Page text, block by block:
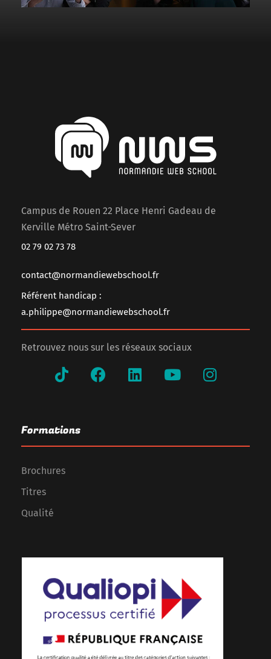
Campus de Rouen 22 Place Henri Gadeau de
Kerville Métro Saint-Sever
02 79 02 73 78
contact@normandiewebschool.fr
Référent handicap :
a.philippe@normandiewebschool.fr
Retrouvez nous sur les réseaux sociaux
Formations
Brochures
Titres
Qualité